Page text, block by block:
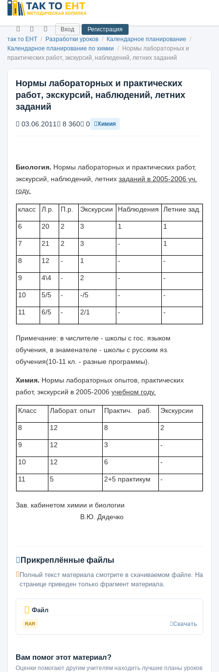
Вход
Регистрация
так то ЕНТ / Разработки уроков / Календарное планирование /
Календарное планирование по химии /
Нормы лабораторных и
практических работ, экскурсий, наблюдений, летних заданий
Нормы лабораторных и практических
работ, экскурсий, наблюдений, летних
заданий
03.06.2011 8 360 0 Химия
Биология. Нормы лабораторных и практических работ,
экскурсий, наблюдений, летних заданий в 2005-2006 уч.
году.
класс Л.р. П.р. Экскурсии Наблюдения Летние зад.
6 20 2 3 1 1
7 21 2 3 - 1
8 12 - 1 - -
9 4\4 - 2 - -
10 5/5 - -/5 - -
11 6/5 - 2/1 - -
Примечание: в числителе - школы с гос. языком
обучения, в знаменателе - школы с русским яз.
обучения(10-11 кл. - разные программы).
Химия. Нормы лабораторных опытов, практических
работ, экскурсий в 2005-2006 учебном году.
Класс Лаборат. опыт Практич. раб. Экскурсии
8 12 8 2
9 12 3 -
10 12 6 -
11 5 2+5 практикум -
Зав. кабинетом химии и биологии
В.Ю. Дядечко
Прикреплённые файлы
Полный текст материала смотрите в скачиваемом файле. На
странице приведен только фрагмент материала.
Файл
RAR Скачать
Вам помог этот материал?
Оценки помогают другим учителям находить лучшие планы уроков